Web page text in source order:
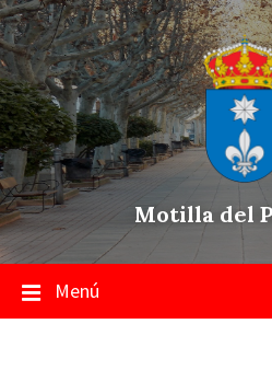
Skip
to
content
Saltar
a
la
navegación
principal
Saltar
a
pie
de
página
Motilla del
Menú